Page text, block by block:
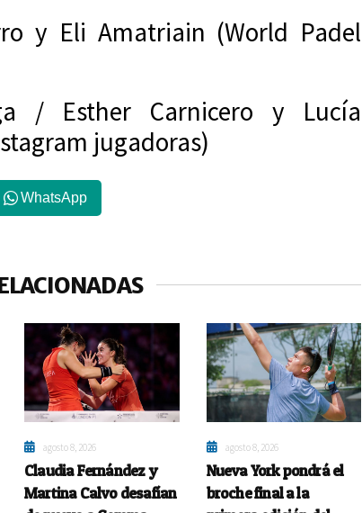
y Eli Amatriain (World Padel
/ Esther Carnicero y Lucía
jugadoras)
WhatsApp
agosto 8, 2026
Claudia Fernández y
Martina Calvo desafían
agosto 8, 2026
Nueva York pondrá el
broche final a la